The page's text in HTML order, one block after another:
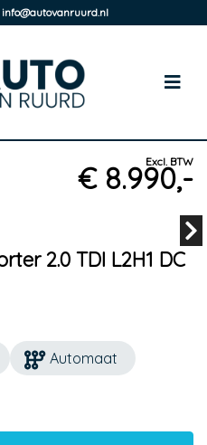
info@autovanruurd.nl
Excl. BTW
€ 8.990,-
2.0 TDI L2H1 DC
Automaat